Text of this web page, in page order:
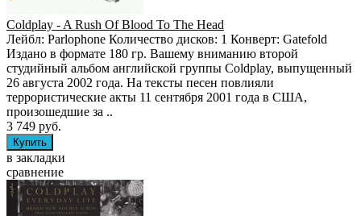
Coldplay - A Rush Of Blood To The Head
Лейбл: Parlophone Количество дисков: 1 Конверт: Gatefold
Издано в формате 180 гр. Вашему вниманию второй
студийный альбом английской группы Coldplay, выпущенный
26 августа 2002 года. На тексты песен повлияли
террористические акты 11 сентября 2001 года в США,
произошедшие за ..
3 749 руб.
в закладки
сравнение